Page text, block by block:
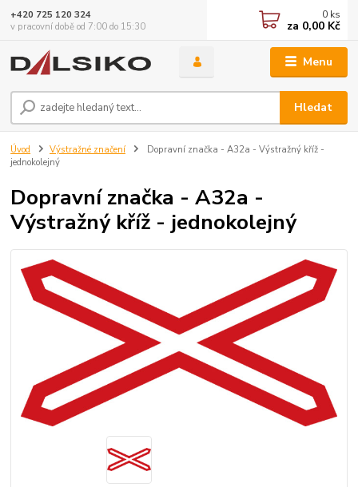
Menu
Hledat
+420 725 120 324
v pracovní době od 7:00 do 15:30
0 ks
za 0,00 Kč
Úvod Výstražné značení
Dopravní značka - A32a - Výstražný kříž -
jednokolejný
Dopravní značka - A32a -
Výstražný kříž - jednokolejný